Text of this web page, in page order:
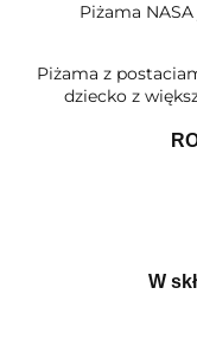
Piżama
Piżama z
dziecko z
W